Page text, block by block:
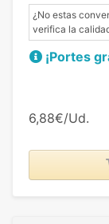
¿No estas
verifica la
¡Portes
6,88€/Ud.